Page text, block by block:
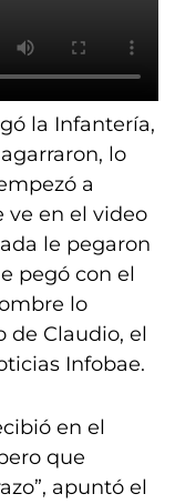
la Infantería,
lo
a
ve en el video
le pegaron
pegó con el
lo
de Claudio, el
Infobae.
en el
que
apuntó el